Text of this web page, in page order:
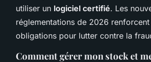
utiliser un logiciel certifié. Les
réglementations de 2026
obligations pour lutter contre la
Comment gérer mon stock et